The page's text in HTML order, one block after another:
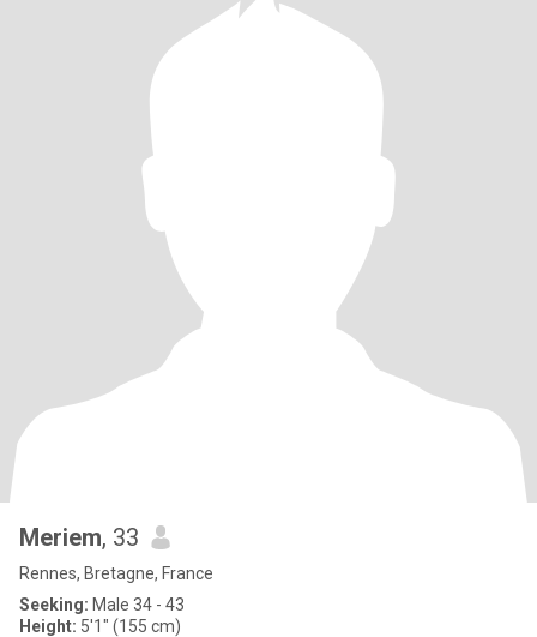
Meriem, 33
Rennes, Bretagne, France
Seeking: Male 34 - 43
Height: 5'1" (155 cm)